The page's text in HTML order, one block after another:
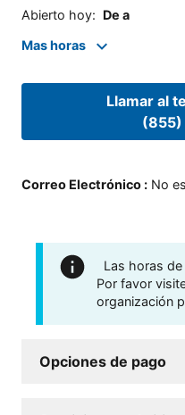
Abierto hoy: De a
Mas horas
Llamar al
Correo Electrónico : No
Las horas
Por favor
organización
Opciones de pago